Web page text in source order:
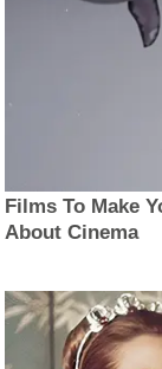
Films To Make
About Cinema